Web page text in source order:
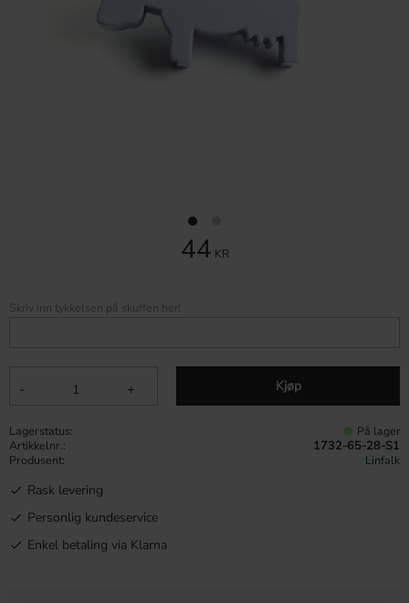
44 KR
+
- Kjøp
Skriv inn tykkelsen på skuffen her!
Lagerstatus På lager
Artikkelnr.
1732-65-28-S1
Produsent
Linfalk
Rask levering
Personlig kundeservice
Enkel betaling via Klarna